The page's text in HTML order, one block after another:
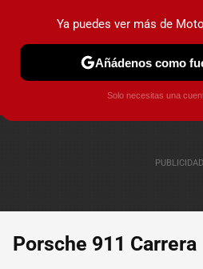
PRUEBAS COCHES
Porsche 911 Carrera
Ya puedes ver más de
Añádenos como
Solo necesitas una